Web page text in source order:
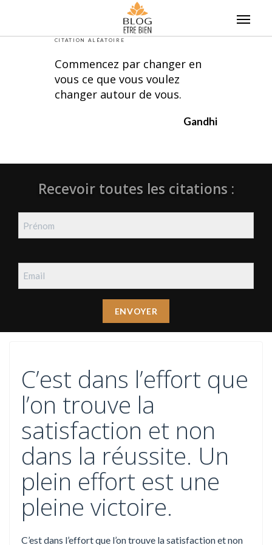
CITATION ALÉATOIRE
Commencez par changer en
vous ce que vous voulez
changer autour de vous.
Gandhi
Recevoir toutes les citations :
C’est dans l’effort que
l’on trouve la
satisfaction et non
dans la réussite. Un
plein effort est une
pleine victoire.
C’est dans l’effort que l’on trouve la satisfaction et non